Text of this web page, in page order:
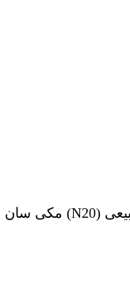
کرم ضد آفتاب SPF50 کرم پودری بژ طبیعی (N20) مکی سان